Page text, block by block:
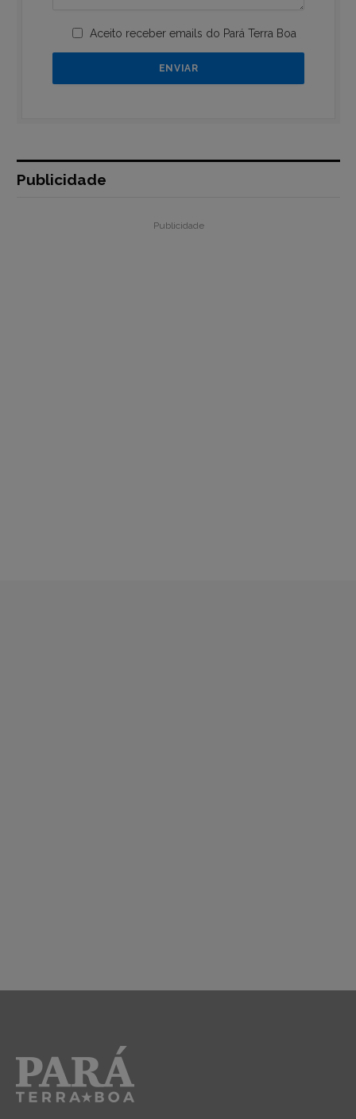
Aceito receber emails do Pará Terra Boa
Publicidade
Publicidade